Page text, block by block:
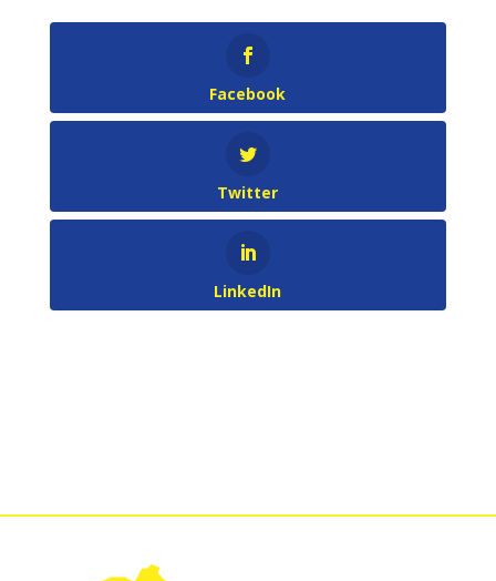
Facebook
Twitter
LinkedIn